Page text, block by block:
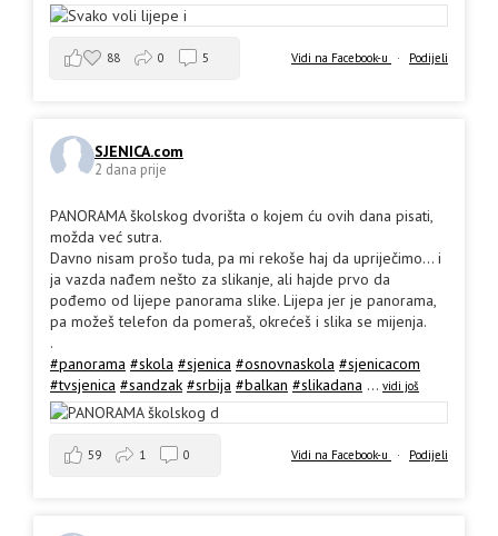
Vidi na Facebook-u · Podijeli
88 0 5
SJENICA.com
2 dana prije
PANORAMA školskog dvorišta o kojem ću ovih dana pisati,
možda već sutra.
Davno nisam prošo tuda, pa mi rekoše haj da upriječimo... i
ja vazda nađem nešto za slikanje, ali hajde prvo da
pođemo od lijepe panorama slike. Lijepa jer je panorama,
pa možeš telefon da pomeraš, okrećeš i slika se mijenja.
.
#panorama #skola #sjenica #osnovnaskola #sjenicacom
#tvsjenica #sandzak #srbija #balkan #slikadana ... vidi još
Vidi na Facebook-u · Podijeli
59 1 0